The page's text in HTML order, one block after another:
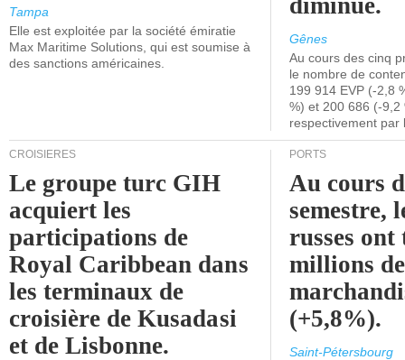
Tampa
Elle est exploitée par la société émiratie
Max Maritime Solutions, qui est soumise à
des sanctions américaines.
diminué.
Gênes
Au cours des cinq
le nombre de
199 914 EVP (-2,8
%) et 200 686 (-9,2
respectivement par
CROISIÈRES
Le groupe turc GIH
acquiert les
participations de
Royal Caribbean dans
les terminaux de
croisière de Kusadasi
et de Lisbonne.
PORTS
Au cours
semestre,
russes
millions
(+5,8%).
Saint-Pétersbourg